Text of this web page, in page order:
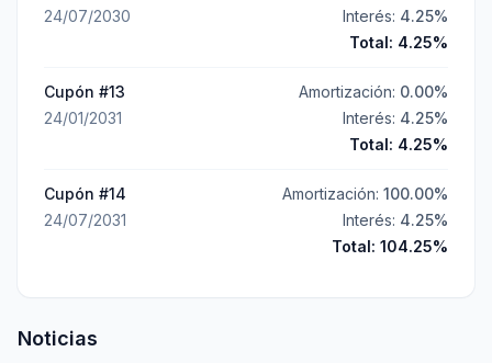
24/07/2030
Interés: 4.25%
Total: 4.25%
Cupón #13
24/01/2031
Amortización: 0.00%
Interés: 4.25%
Total: 4.25%
Cupón #14
24/07/2031
Amortización: 100.00%
Interés: 4.25%
Total: 104.25%
Noticias